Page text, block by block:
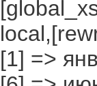
[1] =>